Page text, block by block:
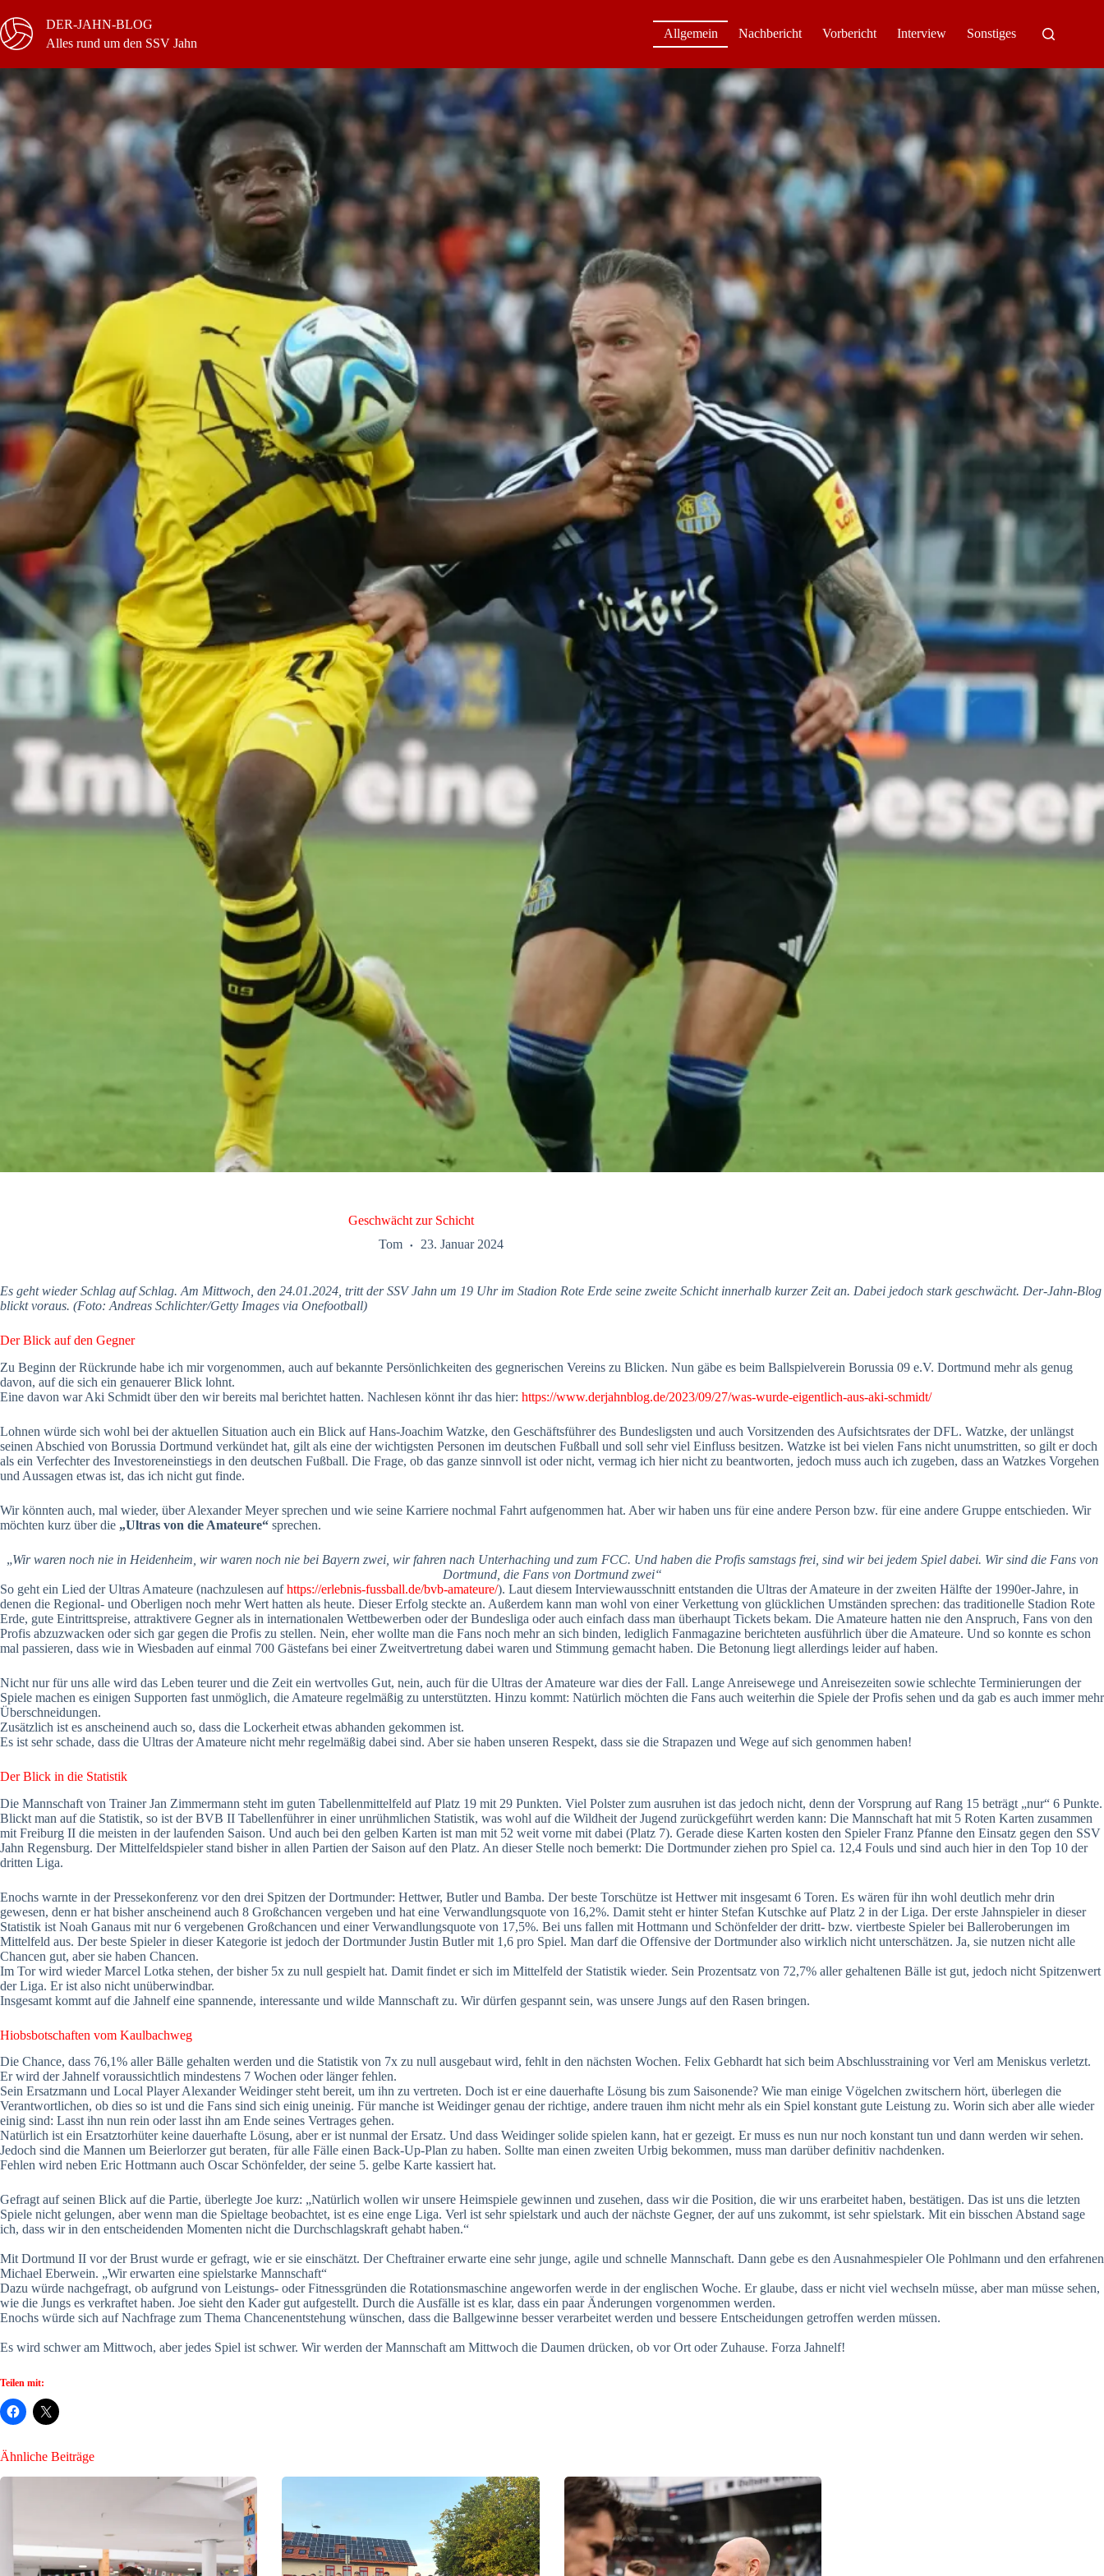
Inhalt
springen
DER-JAHN-BLOG
Alles rund um den SSV Jahn
Allgemein Nachbericht Vorbericht Interview Sonstiges
Geschwächt zur Schicht
Tom
23. Januar 2024
Es geht wieder Schlag auf Schlag. Am Mittwoch, den 24.01.2024, tritt der SSV Jahn um 19 Uhr im Stadion Rote Erde seine zweite Schicht innerhalb kurzer Zeit an. Dabei jedoch stark geschwächt. Der-Jahn-Blog
blickt voraus. (Foto: Andreas Schlichter/Getty Images via Onefootball)
Der Blick auf den Gegner
Zu Beginn der Rückrunde habe ich mir vorgenommen, auch auf bekannte Persönlichkeiten des gegnerischen Vereins zu Blicken. Nun gäbe es beim Ballspielverein Borussia 09 e.V. Dortmund mehr als genug
davon, auf die sich ein genauerer Blick lohnt.
Eine davon war Aki Schmidt über den wir bereits mal berichtet hatten. Nachlesen könnt ihr das hier: https://www.derjahnblog.de/2023/09/27/was-wurde-eigentlich-aus-aki-schmidt/
Lohnen würde sich wohl bei der aktuellen Situation auch ein Blick auf Hans-Joachim Watzke, den Geschäftsführer des Bundesligsten und auch Vorsitzenden des Aufsichtsrates der DFL. Watzke, der unlängst
seinen Abschied von Borussia Dortmund verkündet hat, gilt als eine der wichtigsten Personen im deutschen Fußball und soll sehr viel Einfluss besitzen. Watzke ist bei vielen Fans nicht unumstritten, so gilt er doch
als ein Verfechter des Investoreneinstiegs in den deutschen Fußball. Die Frage, ob das ganze sinnvoll ist oder nicht, vermag ich hier nicht zu beantworten, jedoch muss auch ich zugeben, dass an Watzkes Vorgehen
und Aussagen etwas ist, das ich nicht gut finde.
Wir könnten auch, mal wieder, über Alexander Meyer sprechen und wie seine Karriere nochmal Fahrt aufgenommen hat. Aber wir haben uns für eine andere Person bzw. für eine andere Gruppe entschieden. Wir
möchten kurz über die „Ultras von die Amateure“ sprechen.
„Wir waren noch nie in Heidenheim, wir waren noch nie bei Bayern zwei, wir fahren nach Unterhaching und zum FCC. Und haben die Profis samstags frei, sind wir bei jedem Spiel dabei. Wir sind die Fans von
Dortmund, die Fans von Dortmund zwei“
So geht ein Lied der Ultras Amateure (nachzulesen aufhttps://erlebnis-fussball.de/bvb-amateure/). Laut diesem Interviewausschnitt entstanden die Ultras der Amateure in der zweiten Hälfte der 1990er-Jahre, in
denen die Regional- und Oberligen noch mehr Wert hatten als heute. Dieser Erfolg steckte an. Außerdem kann man wohl von einer Verkettung von glücklichen Umständen sprechen: das traditionelle Stadion Rote
Erde, gute Eintrittspreise, attraktivere Gegner als in internationalen Wettbewerben oder der Bundesliga oder auch einfach dass man überhaupt Tickets bekam. Die Amateure hatten nie den Anspruch, Fans von den
Profis abzuzwacken oder sich gar gegen die Profis zu stellen. Nein, eher wollte man die Fans noch mehr an sich binden, lediglich Fanmagazine berichteten ausführlich über die Amateure. Und so konnte es schon
mal passieren, dass wie in Wiesbaden auf einmal 700 Gästefans bei einer Zweitvertretung dabei waren und Stimmung gemacht haben. Die Betonung liegt allerdings leider auf haben.
Nicht nur für uns alle wird das Leben teurer und die Zeit ein wertvolles Gut, nein, auch für die Ultras der Amateure war dies der Fall. Lange Anreisewege und Anreisezeiten sowie schlechte Terminierungen der
Spiele machen es einigen Supporten fast unmöglich, die Amateure regelmäßig zu unterstützten. Hinzu kommt: Natürlich möchten die Fans auch weiterhin die Spiele der Profis sehen und da gab es auch immer mehr
Überschneidungen.
Zusätzlich ist es anscheinend auch so, dass die Lockerheit etwas abhanden gekommen ist.
Es ist sehr schade, dass die Ultras der Amateure nicht mehr regelmäßig dabei sind. Aber sie haben unseren Respekt, dass sie die Strapazen und Wege auf sich genommen haben!
Der Blick in die Statistik
Die Mannschaft von Trainer Jan Zimmermann steht im guten Tabellenmittelfeld auf Platz 19 mit 29 Punkten. Viel Polster zum ausruhen ist das jedoch nicht, denn der Vorsprung auf Rang 15 beträgt „nur“ 6 Punkte.
Blickt man auf die Statistik, so ist der BVB II Tabellenführer in einer unrühmlichen Statistik, was wohl auf die Wildheit der Jugend zurückgeführt werden kann: Die Mannschaft hat mit 5 Roten Karten zusammen
mit Freiburg II die meisten in der laufenden Saison. Und auch bei den gelben Karten ist man mit 52 weit vorne mit dabei (Platz 7). Gerade diese Karten kosten den Spieler Franz Pfanne den Einsatz gegen den SSV
Jahn Regensburg. Der Mittelfeldspieler stand bisher in allen Partien der Saison auf den Platz. An dieser Stelle noch bemerkt: Die Dortmunder ziehen pro Spiel ca. 12,4 Fouls und sind auch hier in den Top 10 der
dritten Liga.
Enochs warnte in der Pressekonferenz vor den drei Spitzen der Dortmunder: Hettwer, Butler und Bamba. Der beste Torschütze ist Hettwer mit insgesamt 6 Toren. Es wären für ihn wohl deutlich mehr drin
gewesen, denn er hat bisher anscheinend auch 8 Großchancen vergeben und hat eine Verwandlungsquote von 16,2%. Damit steht er hinter Stefan Kutschke auf Platz 2 in der Liga. Der erste Jahnspieler in dieser
Statistik ist Noah Ganaus mit nur 6 vergebenen Großchancen und einer Verwandlungsquote von 17,5%. Bei uns fallen mit Hottmann und Schönfelder der dritt- bzw. viertbeste Spieler bei Balleroberungen im
Mittelfeld aus. Der beste Spieler in dieser Kategorie ist jedoch der Dortmunder Justin Butler mit 1,6 pro Spiel. Man darf die Offensive der Dortmunder also wirklich nicht unterschätzen. Ja, sie nutzen nicht alle
Chancen gut, aber sie haben Chancen.
Im Tor wird wieder Marcel Lotka stehen, der bisher 5x zu null gespielt hat. Damit findet er sich im Mittelfeld der Statistik wieder. Sein Prozentsatz von 72,7% aller gehaltenen Bälle ist gut, jedoch nicht Spitzenwert
der Liga. Er ist also nicht unüberwindbar.
Insgesamt kommt auf die Jahnelf eine spannende, interessante und wilde Mannschaft zu. Wir dürfen gespannt sein, was unsere Jungs auf den Rasen bringen.
Hiobsbotschaften vom Kaulbachweg
Die Chance, dass 76,1% aller Bälle gehalten werden und die Statistik von 7x zu null ausgebaut wird, fehlt in den nächsten Wochen. Felix Gebhardt hat sich beim Abschlusstraining vor Verl am Meniskus verletzt.
Er wird der Jahnelf voraussichtlich mindestens 7 Wochen oder länger fehlen.
Sein Ersatzmann und Local Player Alexander Weidinger steht bereit, um ihn zu vertreten. Doch ist er eine dauerhafte Lösung bis zum Saisonende? Wie man einige Vögelchen zwitschern hört, überlegen die
Verantwortlichen, ob dies so ist und die Fans sind sich einig uneinig. Für manche ist Weidinger genau der richtige, andere trauen ihm nicht mehr als ein Spiel konstant gute Leistung zu. Worin sich aber alle wieder
einig sind: Lasst ihn nun rein oder lasst ihn am Ende seines Vertrages gehen.
Natürlich ist ein Ersatztorhüter keine dauerhafte Lösung, aber er ist nunmal der Ersatz. Und dass Weidinger solide spielen kann, hat er gezeigt. Er muss es nun nur noch konstant tun und dann werden wir sehen.
Jedoch sind die Mannen um Beierlorzer gut beraten, für alle Fälle einen Back-Up-Plan zu haben. Sollte man einen zweiten Urbig bekommen, muss man darüber definitiv nachdenken.
Fehlen wird neben Eric Hottmann auch Oscar Schönfelder, der seine 5. gelbe Karte kassiert hat.
Gefragt auf seinen Blick auf die Partie, überlegte Joe kurz: „Natürlich wollen wir unsere Heimspiele gewinnen und zusehen, dass wir die Position, die wir uns erarbeitet haben, bestätigen. Das ist uns die letzten
Spiele nicht gelungen, aber wenn man die Spieltage beobachtet, ist es eine enge Liga. Verl ist sehr spielstark und auch der nächste Gegner, der auf uns zukommt, ist sehr spielstark. Mit ein bisschen Abstand sage
ich, dass wir in den entscheidenden Momenten nicht die Durchschlagskraft gehabt haben.“
Mit Dortmund II vor der Brust wurde er gefragt, wie er sie einschätzt. Der Cheftrainer erwarte eine sehr junge, agile und schnelle Mannschaft. Dann gebe es den Ausnahmespieler Ole Pohlmann und den erfahrenen
Michael Eberwein. „Wir erwarten eine spielstarke Mannschaft“
Dazu würde nachgefragt, ob aufgrund von Leistungs- oder Fitnessgründen die Rotationsmaschine angeworfen werde in der englischen Woche. Er glaube, dass er nicht viel wechseln müsse, aber man müsse sehen,
wie die Jungs es verkraftet haben. Joe sieht den Kader gut aufgestellt. Durch die Ausfälle ist es klar, dass ein paar Änderungen vorgenommen werden.
Enochs würde sich auf Nachfrage zum Thema Chancenentstehung wünschen, dass die Ballgewinne besser verarbeitet werden und bessere Entscheidungen getroffen werden müssen.
Es wird schwer am Mittwoch, aber jedes Spiel ist schwer. Wir werden der Mannschaft am Mittwoch die Daumen drücken, ob vor Ort oder Zuhause. Forza Jahnelf!
Teilen mit:
Ähnliche Beiträge